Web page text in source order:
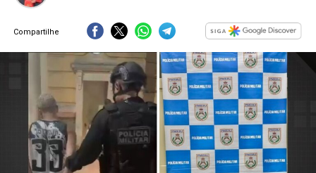
Compartilhe